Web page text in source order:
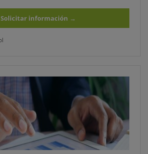
Solicitar información →